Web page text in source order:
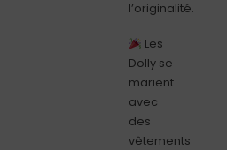
l’originalité.
Les
Dolly se
marient
avec
des
vêtements